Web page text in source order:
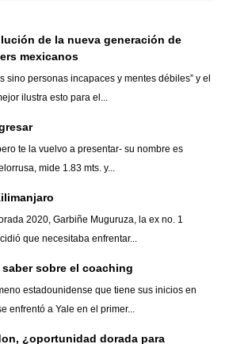
de la nueva generación de
mexicanos
sino personas incapaces y mentes débiles” y el
ilustra esto para el...
te la vuelvo a presentar- su nombre es
mide 1.83 mts. y...
2020, Garbiñe Muguruza, la ex no. 1
que necesitaba enfrentar...
sobre el coaching
estadounidense que tiene sus inicios en
enfrentó a Yale en el primer...
¿oportunidad dorada para